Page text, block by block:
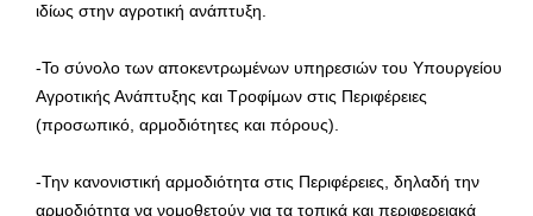
ιδίως στην αγροτική ανάπτυξη.
-Το σύνολο των αποκεντρωμένων υπηρεσιών του Υπουργείου
Αγροτικής Ανάπτυξης και Τροφίμων στις Περιφέρειες
(προσωπικό, αρμοδιότητες και πόρους).
-Την κανονιστική αρμοδιότητα στις Περιφέρειες, δηλαδή την
αρμοδιότητα να νομοθετούν για τα τοπικά και περιφερειακά